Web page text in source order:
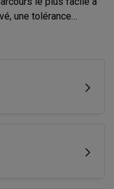
une tolérance
plus grande et sa